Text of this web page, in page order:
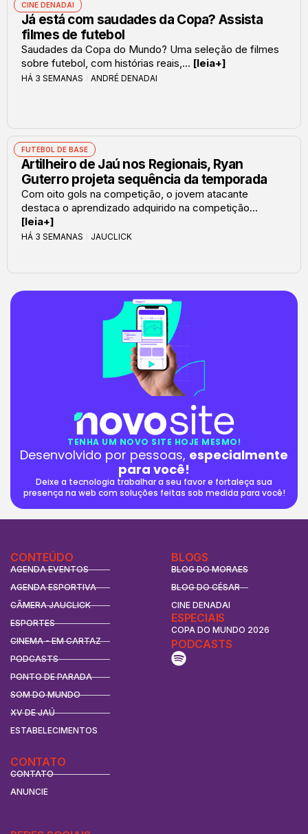
CINE DENADAI
Já está com saudades da Copa? Assista
filmes de futebol
Saudades da Copa do Mundo? Uma seleção de filmes
sobre futebol, com histórias reais,... [leia+]
HÁ 3 SEMANAS ANDRÉ DENADAI
FUTEBOL DE BASE
Artilheiro de Jaú nos Regionais, Ryan
Guterro projeta sequência da temporada
Com oito gols na competição, o jovem atacante
destaca o aprendizado adquirido na competição...
[leia+]
HÁ 3 SEMANAS JAUCLICK
TENHA UM NOVO SITE HOJE MESMO!
Desenvolvido por pessoas, especialmente
para você!
Deixe a tecnologia trabalhar a seu favor e fortaleça sua
presença na web com soluções feitas sob medida para você!
CONTEÚDO
AGENDA EVENTOS
AGENDA ESPORTIVA
CÂMERA JAUCLICK
ESPORTES
CINEMA - EM CARTAZ
PODCASTS
PONTO DE PARADA
SOM DO MUNDO
XV DE JAÚ
ESTABELECIMENTOS
BLOGS
BLOG DO MORAES
BLOG DO CÉSAR
CINE DENADAI
ESPECIAIS
COPA DO MUNDO 2026
CONTATO
CONTATO
ANUNCIE
PODCASTS